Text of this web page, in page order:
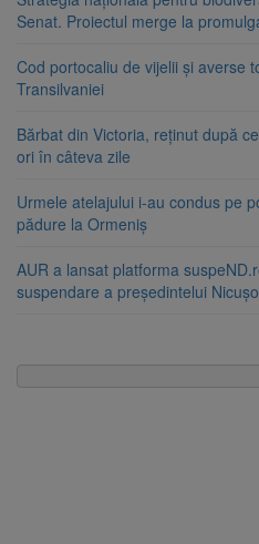
Senat. Proiectul merge la
Cod portocaliu de vijelii și averse
Transilvaniei
Bărbat din Victoria, reținut după
ori în câteva zile
Urmele atelajului i-au condus pe
pădure la Ormeniș
AUR a lansat platforma
suspendare a președintelui